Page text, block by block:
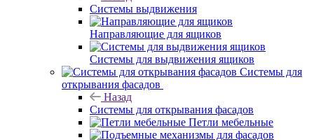
Системы выдвижения
Направляющие для ящиков
Системы для выдвижения ящиков
Системы для
открывания фасадов
Назад
Системы для открывания фасадов
Петли мебельные